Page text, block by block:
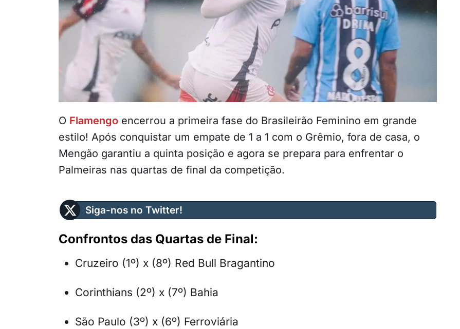
O Flamengo encerrou a primeira fase do Brasileirão Feminino em grande
estilo! Após conquistar um empate de 1 a 1 com o Grêmio, fora de casa, o
Mengão garantiu a quinta posição e agora se prepara para enfrentar o
Palmeiras nas quartas de final da competição.
Siga-nos no Twitter!
Confrontos das Quartas de Final:
Cruzeiro (1º) x (8º) Red Bull Bragantino
Corinthians (2º) x (7º) Bahia
São Paulo (3º) x (6º) Ferroviária